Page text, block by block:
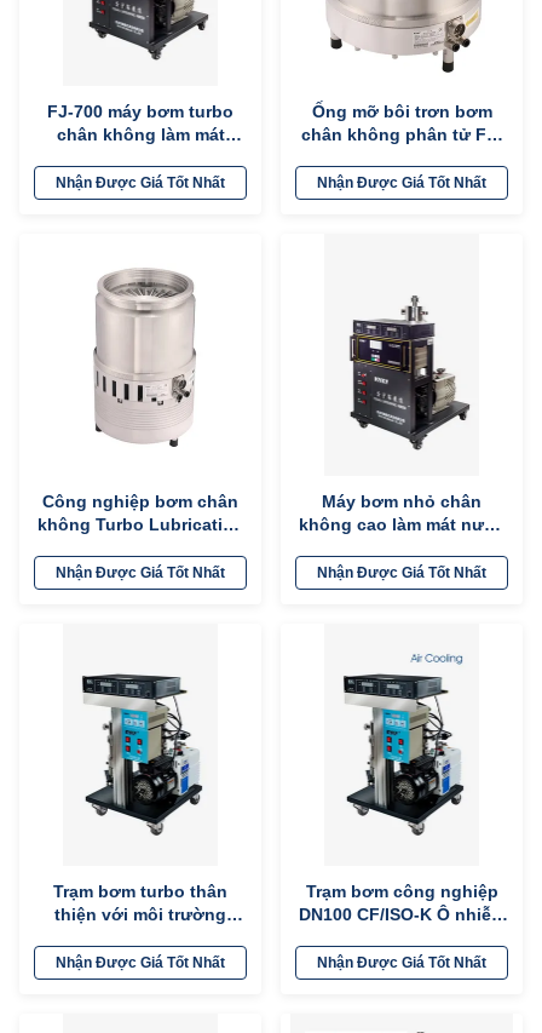
FJ-700 máy bơm turbo
chân không làm mát
Nhận Được Giá Tốt Nhất
Ống mỡ bôi trơn bơm
chân không phân tử FF-
giản
Nhận Được Giá Tốt Nhất
Công nghiệp bơm chân
không Turbo Lubrication
làm mát không khí
Nhận Được Giá Tốt Nhất
Máy bơm nhỏ chân
không cao làm mát nước
máy đo chân không
Nhận Được Giá Tốt Nhất
Trạm bơm turbo thân
thiện với môi trường
≤ 9E-5Pa Hoạt động dễ
dàng
Nhận Được Giá Tốt Nhất
Trạm bơm công nghiệp
DN100 CF/ISO-K Ô nhiễm
mặt
Nhận Được Giá Tốt Nhất